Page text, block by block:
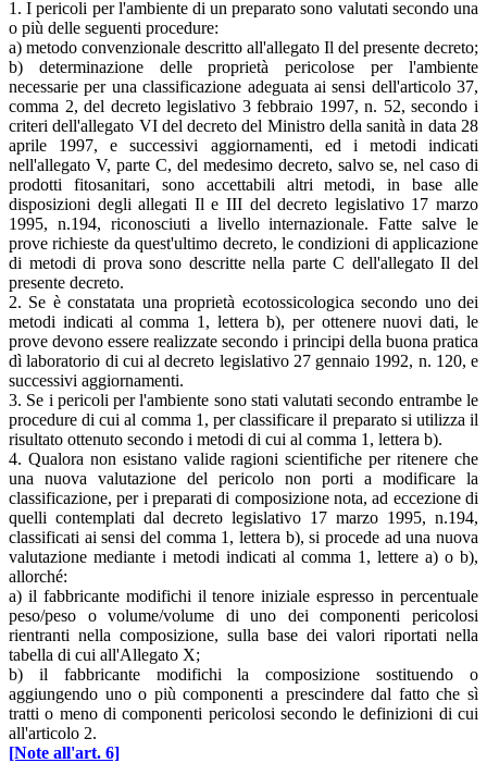
1. I pericoli per l'ambiente di un preparato sono valutati secondo una
o più delle seguenti procedure:
a) metodo convenzionale descritto all'allegato Il del presente decreto;
b) determinazione delle proprietà pericolose per l'ambiente
necessarie per una classificazione adeguata ai sensi dell'articolo 37,
comma 2, del decreto legislativo 3 febbraio 1997, n. 52, secondo i
criteri dell'allegato VI del decreto del Ministro della sanità in data 28
aprile 1997, e successivi aggiornamenti, ed i metodi indicati
nell'allegato V, parte C, del medesimo decreto, salvo se, nel caso di
prodotti fitosanitari, sono accettabili altri metodi, in base alle
disposizioni degli allegati Il e III del decreto legislativo 17 marzo
1995, n.194, riconosciuti a livello internazionale. Fatte salve le
prove richieste da quest'ultimo decreto, le condizioni di applicazione
di metodi di prova sono descritte nella parte C dell'allegato Il del
presente decreto.
2. Se è constatata una proprietà ecotossicologica secondo uno dei
metodi indicati al comma 1, lettera b), per ottenere nuovi dati, le
prove devono essere realizzate secondo i principi della buona pratica
dì laboratorio di cui al decreto legislativo 27 gennaio 1992, n. 120, e
successivi aggiornamenti.
3. Se i pericoli per l'ambiente sono stati valutati secondo entrambe le
procedure di cui al comma 1, per classificare il preparato si utilizza il
risultato ottenuto secondo i metodi di cui al comma 1, lettera b).
4. Qualora non esistano valide ragioni scientifiche per ritenere che
una nuova valutazione del pericolo non porti a modificare la
classificazione, per i preparati di composizione nota, ad eccezione di
quelli contemplati dal decreto legislativo 17 marzo 1995, n.194,
classificati ai sensi del comma 1, lettera b), si procede ad una nuova
valutazione mediante i metodi indicati al comma 1, lettere a) o b),
allorché:
a) il fabbricante modifichi il tenore iniziale espresso in percentuale
peso/peso o volume/volume di uno dei componenti pericolosi
rientranti nella composizione, sulla base dei valori riportati nella
tabella di cui all'Allegato X;
b) il fabbricante modifichi la composizione sostituendo o
aggiungendo uno o più componenti a prescindere dal fatto che sì
tratti o meno di componenti pericolosi secondo le definizioni di cui
all'articolo 2.
[Note all'art. 6]